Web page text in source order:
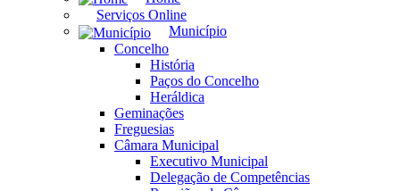
Serviços Online
Município
Concelho
História
Paços do Concelho
Heráldica
Geminações
Freguesias
Câmara Municipal
Executivo Municipal
Delegação de Competências